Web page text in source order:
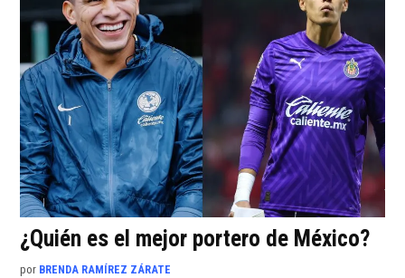
¿Quién es el mejor portero de México?
por BRENDA RAMÍREZ ZÁRATE